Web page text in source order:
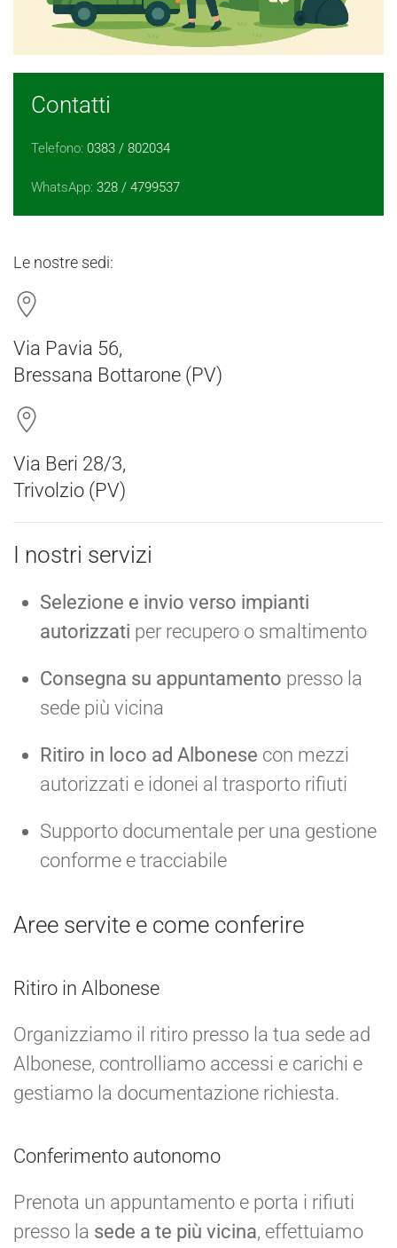
Contatti
Telefono: 0383 / 802034
WhatsApp: 328 / 4799537
Le nostre sedi:
Via Pavia 56,
Bressana Bottarone (PV)
Via Beri 28/3,
Trivolzio (PV)
I nostri servizi
Selezione e invio verso impianti
autorizzati per recupero o smaltimento
Consegna su appuntamento presso la
sede più vicina
Ritiro in loco ad Albonese con mezzi
autorizzati e idonei al trasporto rifiuti
Supporto documentale per una gestione
conforme e tracciabile
Aree servite e come conferire
Ritiro in Albonese
Organizziamo il ritiro presso la tua sede ad
Albonese, controlliamo accessi e carichi e
gestiamo la documentazione richiesta.
Conferimento autonomo
Prenota un appuntamento e porta i rifiuti
presso la sede a te più vicina, effettuiamo